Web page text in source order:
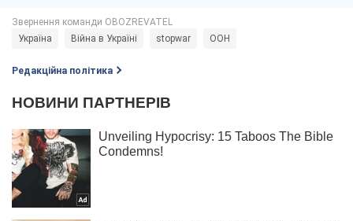
Україна Війна в Україні stopwar ООН
Редакційна політика